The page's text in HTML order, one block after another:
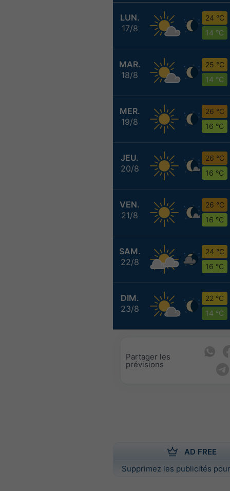
LUN.
17/8
24 °C
14 °C
MAR.
18/8
25 °C
14 °C
MER.
19/8
26 °C
16 °C
JEU.
20/8
26 °C
16 °C
VEN.
21/8
26 °C
16 °C
SAM.
22/8
24 °C
16 °C
DIM.
23/8
22 °C
14 °C
Partager les
prévisions
AD FREE
Supprimez les publicités